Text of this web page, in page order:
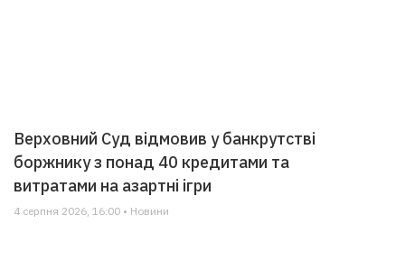
Верховний Суд відмовив у банкрутстві
боржнику з понад 40 кредитами та
витратами на азартні ігри
4 серпня 2026, 16:00 • Новини